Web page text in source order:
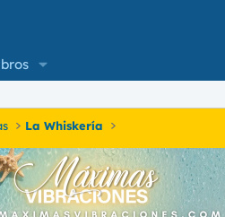
La Whiskería